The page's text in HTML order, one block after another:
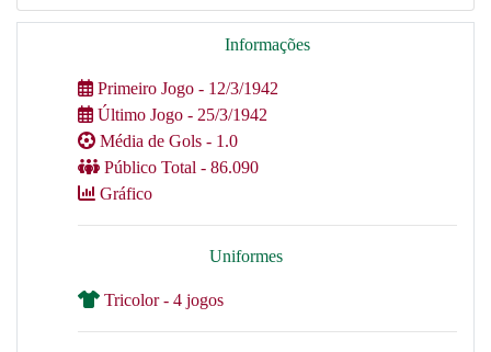
Informações
Primeiro Jogo - 12/3/1942
Último Jogo - 25/3/1942
Média de Gols - 1.0
Público Total - 86.090
Gráfico
Uniformes
Tricolor - 4 jogos